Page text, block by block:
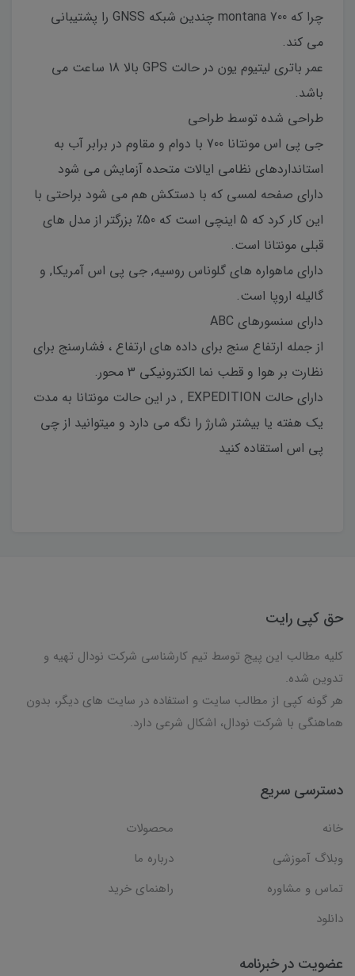
چرا که montana 700 چندین شبکه GNSS را پشتیبانی
می کند.
عمر باتری لیتیوم یون در حالت GPS بالا 18 ساعت می
باشد.
طراحی شده توسط طراحی
جی پی اس مونتانا 700 با دوام و مقاوم در برابر آب به
استانداردهای نظامی ایالات متحده آزمایش می شود
دارای صفحه لمسی که با دستکش هم می شود براحتی با
این کار کرد که 5 اینچی است که 50٪ بزرگتر از مدل های
قبلی مونتانا است.
دارای ماهواره های گلوناس روسیه, جی پی اس آمریکا, و
گالیله اروپا است.
دارای سنسورهای ABC
از جمله ارتفاع سنج برای داده های ارتفاع ، فشارسنج برای
نظارت بر هوا و قطب نما الکترونیکی 3 محور.
دارای حالت EXPEDITION ‚ در این حالت مونتانا به مدت
یک هفته یا بیشتر شارژ را نگه می دارد و میتوانید از چی
پی اس استقاده کنید
حق کپی رایت
کلیه مطالب این پیج توسط تیم کارشناسی شرکت نودال تهیه و
تدوین شده.
هر گونه کپی از مطالب سایت و استفاده در سایت های دیگر، بدون
هماهنگی با شرکت نودال، اشکال شرعی دارد.
دسترسی سریع
خانه
محصولات
وبلاگ آموزشی
درباره ما
تماس و مشاوره
راهنمای خرید
دانلود
عضویت در خبرنامه